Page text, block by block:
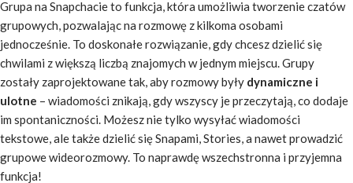
Grupa na Snapchacie to funkcja, która umożliwia tworzenie czatów
grupowych, pozwalając na rozmowę z kilkoma osobami
jednocześnie. To doskonałe rozwiązanie, gdy chcesz dzielić się
chwilami z większą liczbą znajomych w jednym miejscu. Grupy
zostały zaprojektowane tak, aby rozmowy były dynamiczne i
ulotne – wiadomości znikają, gdy wszyscy je przeczytają, co dodaje
im spontaniczności. Możesz nie tylko wysyłać wiadomości
tekstowe, ale także dzielić się Snapami, Stories, a nawet prowadzić
grupowe wideorozmowy. To naprawdę wszechstronna i przyjemna
funkcja!